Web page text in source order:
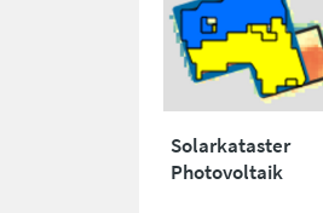
Solarkataster
Photovoltaik